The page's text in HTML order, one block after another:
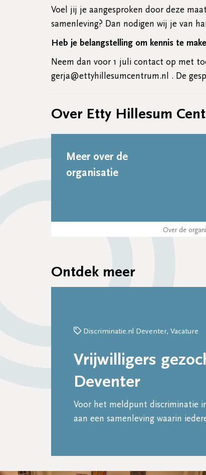
Voel jij je aangesproken door deze
samenleving? Dan nodigen wij je van
Heb je belangstelling om kennis te
Neem dan voor 1 juli contact op met
gerja@ettyhillesumcentrum.nl . De
Over Etty Hillesum
Meer over de
organisatie
Over de
Ontdek meer
Discriminatie.nl Deventer, Vacature
Vrijwilligers
Deventer
Voor het meldpunt discriminatie
aan een samenleving waarin